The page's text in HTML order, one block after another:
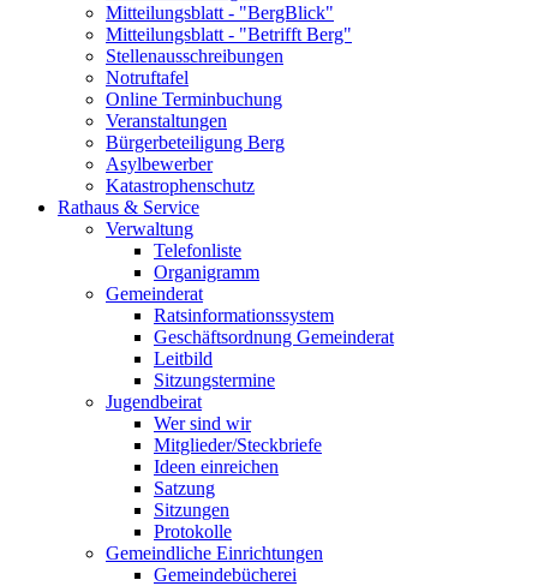
Mitteilungsblatt - "BergBlick"
Mitteilungsblatt - "Betrifft Berg"
Stellenausschreibungen
Notruftafel
Online Terminbuchung
Veranstaltungen
Bürgerbeteiligung Berg
Asylbewerber
Katastrophenschutz
Rathaus & Service
Verwaltung
Telefonliste
Organigramm
Gemeinderat
Ratsinformationssystem
Geschäftsordnung Gemeinderat
Leitbild
Sitzungstermine
Jugendbeirat
Wer sind wir
Mitglieder/Steckbriefe
Ideen einreichen
Satzung
Sitzungen
Protokolle
Gemeindliche Einrichtungen
Gemeindebücherei